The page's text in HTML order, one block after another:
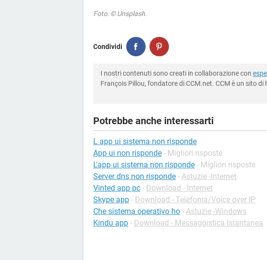
Foto: © Unsplash.
Condividi
I nostri contenuti sono creati in collaborazione con
François Pillou, fondatore di CCM.net. CCM è un sito
Potrebbe anche interessarti
L app ui sistema non risponde
App ui non risponde - Migliori risposte
L'app ui sistema non risponde - Migliori risposte
Server dns non risponde - Astuzie -Internet
Vinted app pc - Download - Internet
Skype app - Download - Telefonia/Voice over IP
Che sistema operativo ho - Astuzie -Windows
Kindu app - Download - Messaggistica Istantanea